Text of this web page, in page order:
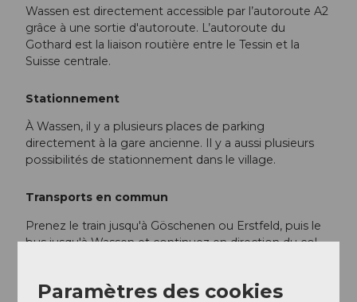
Wassen est directement accessible par l’autoroute A2
grâce à une sortie d'autoroute. L’autoroute du
Gothard est la liaison routière entre le Tessin et la
Suisse centrale.
Stationnement
À Wassen, il y a plusieurs places de parking
directement à la gare ancienne. Il y a aussi plusieurs
possibilités de stationnement dans le village.
Transports en commun
Prenez le train jusqu'à Göschenen ou Erstfeld, puis le
bus jusqu'à Wassen et continuez en direction du col
Paramètres des cookies